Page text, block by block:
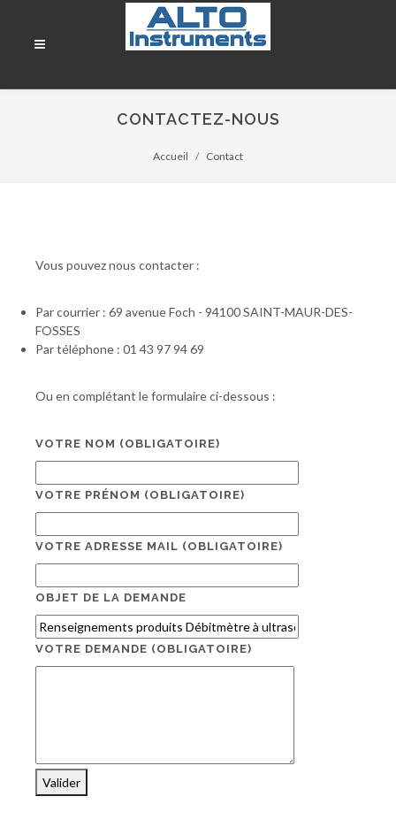
CONTACTEZ-NOUS
Accueil Contact
Vous pouvez nous contacter :
Par courrier : 69 avenue Foch - 94100 SAINT-MAUR-DES-
FOSSES
Par téléphone : 01 43 97 94 69
Ou en complétant le formulaire ci-dessous :
VOTRE NOM (OBLIGATOIRE)
VOTRE PRÉNOM (OBLIGATOIRE)
VOTRE ADRESSE MAIL (OBLIGATOIRE)
OBJET DE LA DEMANDE
VOTRE DEMANDE (OBLIGATOIRE)
Valider